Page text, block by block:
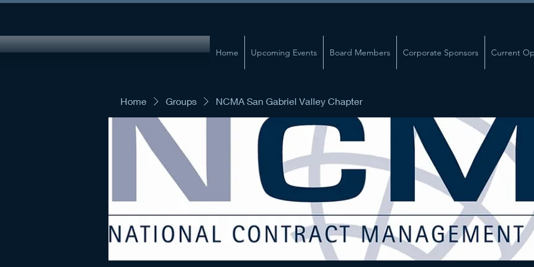
Home Upcoming Events Board Members Corporate Sponsors Current
Home Groups NCMA San Gabriel Valley Chapter